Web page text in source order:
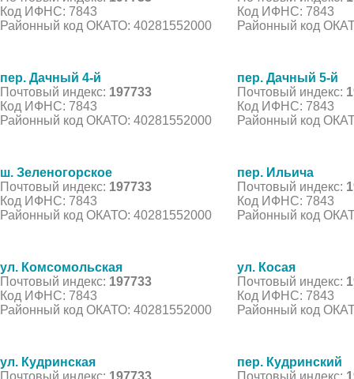
Код ИФНС: 7843
Районный код ОКАТО: 40281552000
Код ИФНС: 7843
Районный код
пер. Дачный 4-й
Почтовый индекс: 197733
Код ИФНС: 7843
Районный код ОКАТО: 40281552000
пер. Дачный 5-й
Почтовый индекс:
Код ИФНС: 7843
Районный код
ш. Зеленогорское
Почтовый индекс: 197733
Код ИФНС: 7843
Районный код ОКАТО: 40281552000
пер. Ильича
Почтовый индекс:
Код ИФНС: 7843
Районный код
ул. Комсомольская
Почтовый индекс: 197733
Код ИФНС: 7843
Районный код ОКАТО: 40281552000
ул. Косая
Почтовый индекс:
Код ИФНС: 7843
Районный код
ул. Кудринская
Почтовый индекс: 197733
пер. Кудринский
Почтовый индекс: